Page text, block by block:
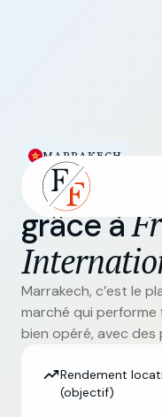
MARRAKECH
grâce à
Marrakech, c’est le
marché qui
bien opéré, avec des
Rendement
(objectif)